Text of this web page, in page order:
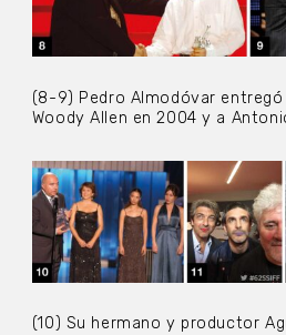
(8-9) Pedro Almodóvar
Woody Allen en 2004 y a
(10) Su hermano y productor